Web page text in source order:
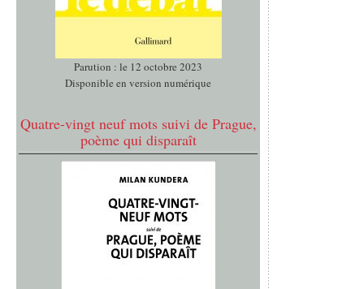
Parution : le 12 octobre 2023
Disponible en version numérique
Quatre-vingt neuf mots suivi de Prague,
poème qui disparaît